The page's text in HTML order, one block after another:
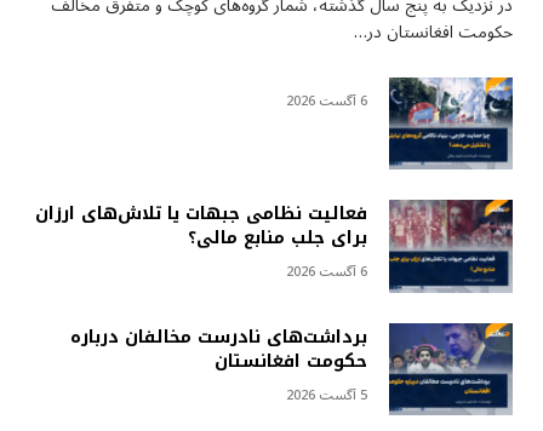
حکومت افغانستان در…
6 آگست 2026
فعالیت نظامی جبهات یا تلاش‌های ارزان
برای جلب منابع مالی؟
6 آگست 2026
برداشت‌های نادرست مخالفان درباره
حکومت افغانستان
5 آگست 2026